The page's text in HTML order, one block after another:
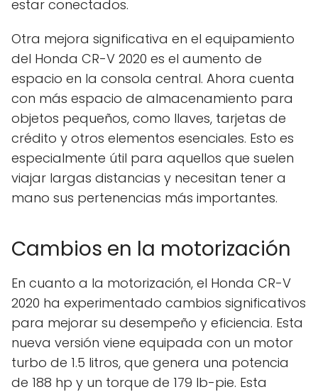
estar conectados.
Otra mejora significativa en el equipamiento
del Honda CR-V 2020 es el aumento de
espacio en la consola central. Ahora cuenta
con más espacio de almacenamiento para
objetos pequeños, como llaves, tarjetas de
crédito y otros elementos esenciales. Esto es
especialmente útil para aquellos que suelen
viajar largas distancias y necesitan tener a
mano sus pertenencias más importantes.
Cambios en la motorización
En cuanto a la motorización, el Honda CR-V
2020 ha experimentado cambios significativos
para mejorar su desempeño y eficiencia. Esta
nueva versión viene equipada con un motor
turbo de 1.5 litros, que genera una potencia
de 188 hp y un torque de 179 lb-pie. Esta